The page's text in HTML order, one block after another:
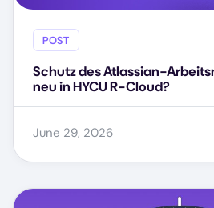
POST
Schutz des Atlassian-
neu in HYCU R-Cloud?
June 29, 2026